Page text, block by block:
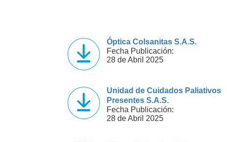
Óptica Colsanitas S.A.S.
Fecha Publicación:
28 de Abril 2025
Unidad de Cuidados Paliativos
Presentes S.A.S.
Fecha Publicación:
28 de Abril 2025